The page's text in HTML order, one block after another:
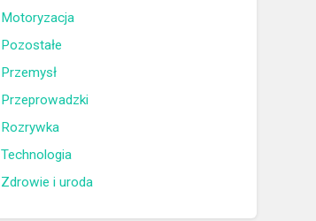
Motoryzacja
Pozostałe
Przemysł
Przeprowadzki
Rozrywka
Technologia
Zdrowie i uroda